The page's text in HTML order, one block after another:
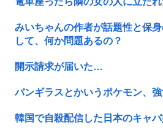
みいちゃんの作者が話題性と保
して、何か問題あるの？
開示請求が届いた…
バンギラスとかいうポケモン、
韓国で自殺配信した日本のキャ